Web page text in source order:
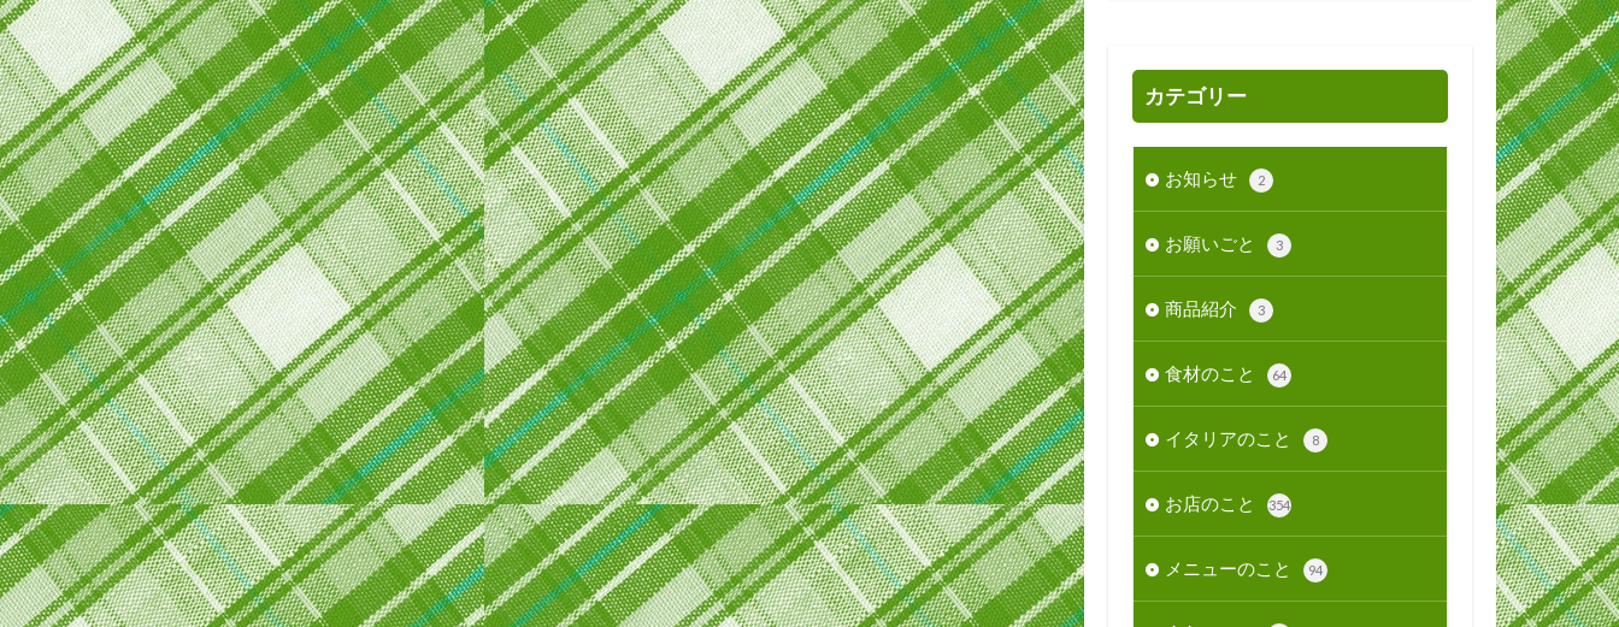
カテゴリー
お知らせ 2
お願いごと 3
商品紹介 3
食材のこと 64
イタリアのこと 8
お店のこと 354
メニューのこと 94